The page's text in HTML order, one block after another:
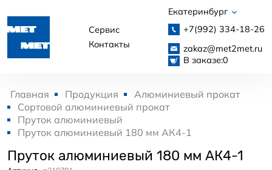
Сервис
Контакты
Екатеринбург
+7(992) 334-18-26
zakaz@met2met.ru
В заказе:0
Главная Продукция
Алюминиевый прокат
Сортовой алюминиевый прокат
Пруток алюминиевый
Пруток алюминиевый 180 мм АК4-1
Пруток алюминиевый 180 мм АК4-1